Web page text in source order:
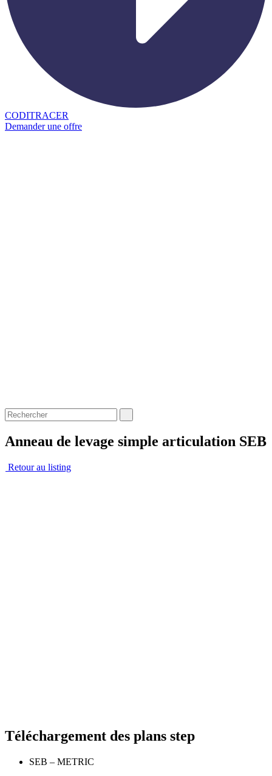
CODITRACER
Demander une offre
Anneau de levage simple articulation SEB
Retour au listing
Téléchargement des plans step
SEB – METRIC